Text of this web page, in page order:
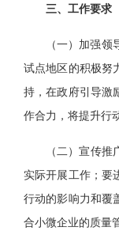
三、工作要求
（一）加强
试点地区的积极努
持，在政府引导激
作合力，将提升行
（二）宣传
实际开展工作；要
行动的影响力和覆
合小微企业的质量